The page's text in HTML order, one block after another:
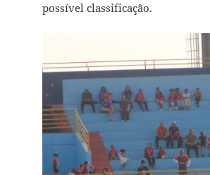
possível classificação.